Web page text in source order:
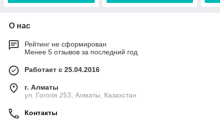
О нас
Рейтинг не сформирован
Менее 5 отзывов за последний год
Работает с 25.04.2016
г. Алматы
ул. Гоголя 253, Алматы, Казахстан
Контакты